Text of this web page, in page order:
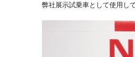
弊社展示試乗車として使用し